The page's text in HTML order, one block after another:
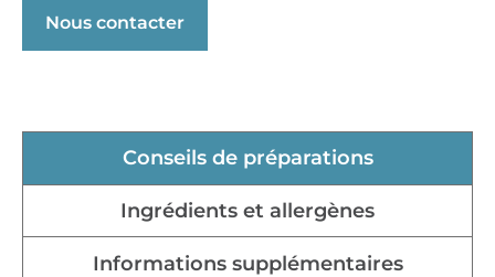
Nous contacter
Conseils de préparations
Ingrédients et allergènes
Informations supplémentaires